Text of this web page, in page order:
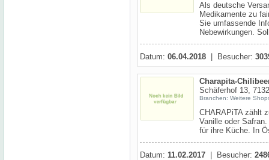
Als deutsche
Medikamente zu
Sie umfassende
Nebewirkungen.
Datum: 06.04.2018 | Besucher:
Charapita-
Schäferhof 13,
Branchen: Weitere
CHARAPiTA zählt
Vanille oder
für ihre Küche. In
Datum: 11.02.2017 | Besucher: